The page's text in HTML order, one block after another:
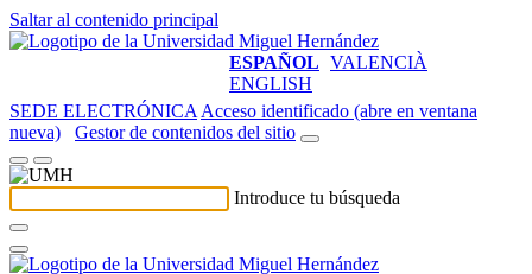
Saltar al contenido principal
ESPAÑOL VALENCIÀ
ENGLISH
SEDE ELECTRÓNICA Acceso identificado (abre en ventana
nueva)
Gestor de contenidos del sitio
Introduce tu búsqueda